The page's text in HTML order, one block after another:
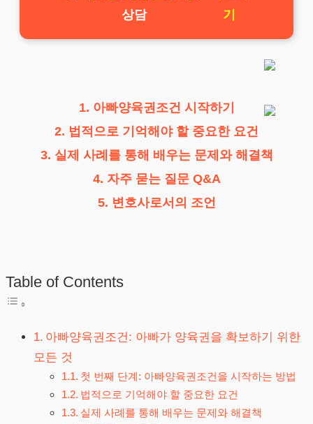
상담
기
1. 아빠양육권조건 시작하기
2. 법적으로 기억해야 할 중요한 요건
3. 실제 사례를 통해 배우는 문제와 해결책
4. 자주 묻는 질문 Q&A
5. 변호사로서의 조언
Table of Contents
아빠양육권조건: 아빠가 양육권을 확보하기 위한
모든 것
첫 번째 단계: 아빠양육권조건을 시작하는 방법
법적으로 기억해야 할 중요한 요건
실제 사례를 통해 배우는 문제와 해결책